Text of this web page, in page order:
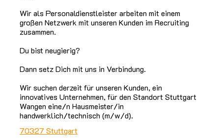
Wir als Personaldienstleister arbeiten mit einem
großen Netzwerk mit unseren Kunden im Recruiting
zusammen.
Du bist neugierig?
Dann setz Dich mit uns in Verbindung.
Wir suchen derzeit für unseren Kunden, ein
innovatives Unternehmen, für den Standort Stuttgart
Wangen eine/n Hausmeister/in
handwerklich/technisch (m/w/d).
70327 Stuttgart